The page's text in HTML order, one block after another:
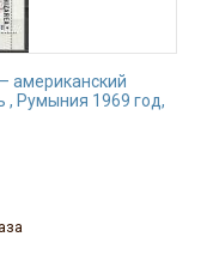
американский
, Румыния 1969 год,